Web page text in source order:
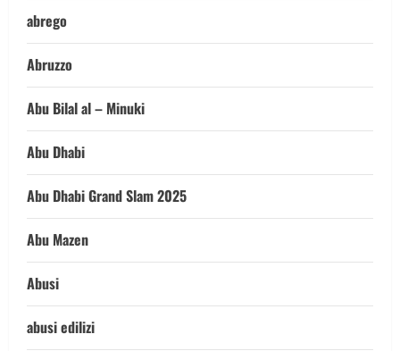
abrego
Abruzzo
Abu Bilal al – Minuki
Abu Dhabi
Abu Dhabi Grand Slam 2025
Abu Mazen
Abusi
abusi edilizi